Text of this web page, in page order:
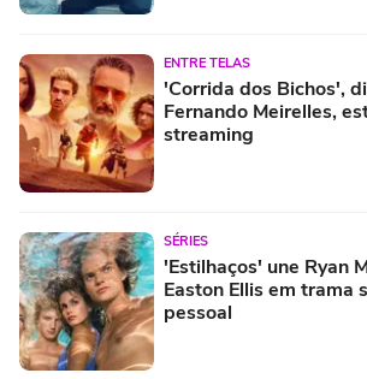
ENTRE TELAS
'Corrida dos Bichos',
Fernando Meirelles,
streaming
SÉRIES
'Estilhaços' une Ryan
Easton Ellis em trama
pessoal